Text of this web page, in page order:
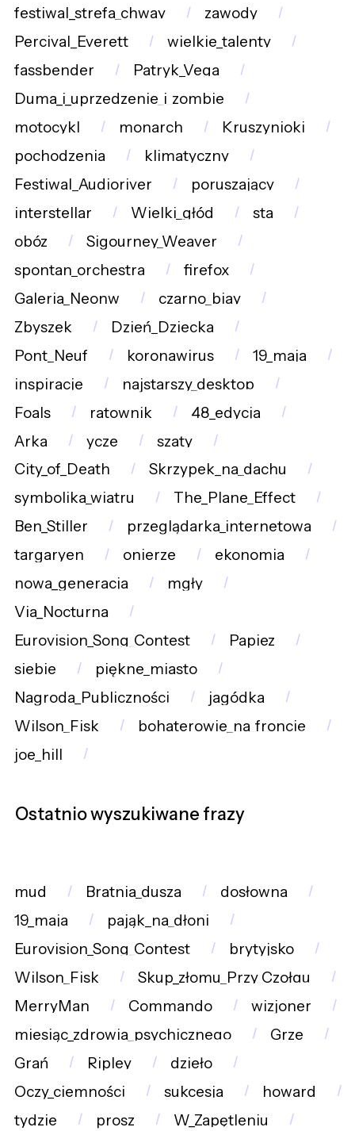
festiwal_strefa_chway
zawody
Percival_Everett
wielkie_talenty
fassbender
Patryk_Vega
Duma_i_uprzedzenie_i_zombie
motocykl
monarch
Kruszynioki
pochodzenia
klimatyczny
Festiwal_Audioriver
poruszający
interstellar
Wielki_głód
sta
obóz
Sigourney_Weaver
spontan_orchestra
firefox
Galeria_Neonw
czarno_biay
Zbyszek
Dzień_Dziecka
Pont_Neuf
koronawirus
19_maja
inspiracje
najstarszy_desktop
Foals
ratownik
48_edycja
Arka
ycze
szaty
City_of_Death
Skrzypek_na_dachu
symbolika_wiatru
The_Plane_Effect
Ben_Stiller
przeglądarka_internetowa
targaryen
onierze
ekonomia
nowa_generacja
mgły
Via_Nocturna
Eurovision_Song_Contest
Papiez
siebie
piękne_miasto
Nagroda_Publiczności
jagódka
Wilson_Fisk
bohaterowie_na_froncie
joe_hill
Ostatnio wyszukiwane frazy
mud Bratnia_dusza
dosłowna
19_maja
pająk_na_dłoni
Eurovision_Song_Contest
brytyjsko
Wilson_Fisk
Skup_złomu_Przy_Czołgu
MerryMan
Commando
wizjoner
miesiąc_zdrowia_psychicznego
Grze
Grań
Ripley
dzieło
Oczy_ciemności
sukcesja
howard
tydzie
prosz
W_Zapętleniu